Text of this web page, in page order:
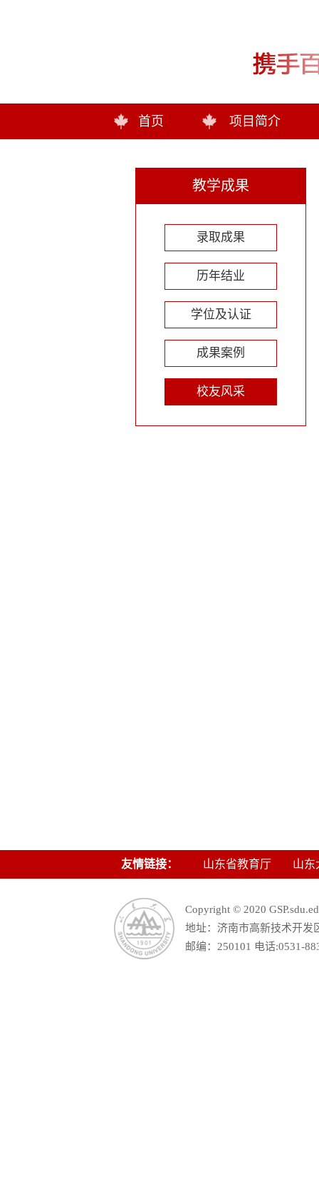
首页 项目简介
教学成果
录取成果
历年结业
学位及认证
成果案例
校友风采
友情链接： 山东省教育厅 山东
Copyright © 2020
地址：济南市高新技术开发
邮编：250101 电话:0531-